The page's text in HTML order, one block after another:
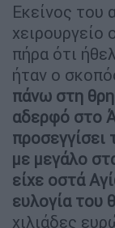
Εκείνος του
χειρουργείο
πήρα ότι
ήταν ο
πάνω στη
αδερφό στο
προσεγγίσει
με μεγάλο
είχε οστά
ευλογία του
χιλιάδες